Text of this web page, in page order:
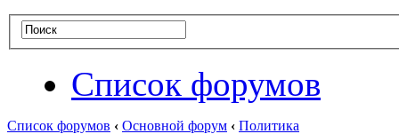
Список форумов
Список форумов ‹ Основной форум ‹ Политика